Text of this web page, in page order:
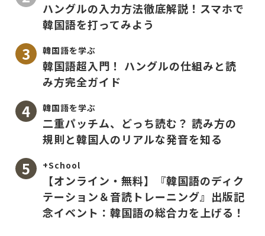
ハングルの入力方法徹底解説！スマホで
韓国語を打ってみよう
韓国語を学ぶ
韓国語超入門！ ハングルの仕組みと読
み方完全ガイド
韓国語を学ぶ
二重パッチム、どっち読む？ 読み方の
規則と韓国人のリアルな発音を知る
+School
【オンライン・無料】『韓国語のディク
テーション＆音読トレーニング』出版記
念イベント：韓国語の総合力を上げる！